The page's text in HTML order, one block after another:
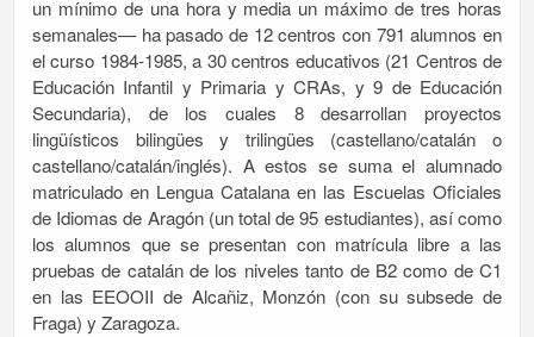
un mínimo de una hora y media un máximo de tres horas
semanales— ha pasado de 12 centros con 791 alumnos en
el curso 1984-1985, a 30 centros educativos (21 Centros de
Educación Infantil y Primaria y CRAs, y 9 de Educación
Secundaria), de los cuales 8 desarrollan proyectos
lingüísticos bilingües y trilingües (castellano/catalán o
castellano/catalán/inglés). A estos se suma el alumnado
matriculado en Lengua Catalana en las Escuelas Oficiales
de Idiomas de Aragón (un total de 95 estudiantes), así como
los alumnos que se presentan con matrícula libre a las
pruebas de catalán de los niveles tanto de B2 como de C1
en las EEOOII de Alcañiz, Monzón (con su subsede de
Fraga) y Zaragoza.